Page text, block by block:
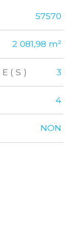
57570
2 081,98 m²
3
4
NON